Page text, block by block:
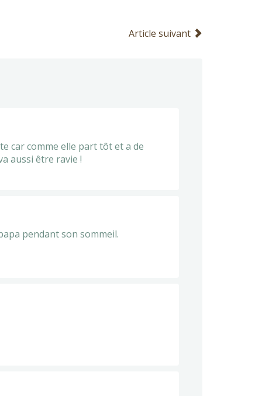
Article suivant
car comme elle part tôt et a de
aussi être ravie !
pendant son sommeil.